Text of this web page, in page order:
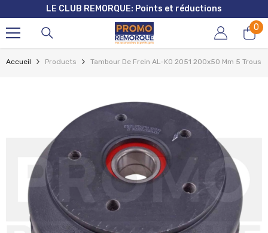
ALLER AU CONTENU
LE CLUB REMORQUE: Points et réductions
0
0
Accueil Products Tambour De Frein AL-KO 2051 200x50 Mm 5 Trous